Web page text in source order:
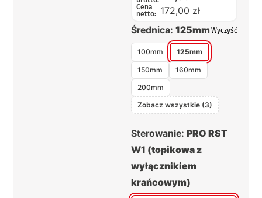
Cena
netto: 172,00 zł
Średnica: 125mm
100mm 125mm
150mm
160mm
200mm
Zobacz wszystkie (3)
Sterowanie: PRO RST
W1 (topikowa z
wyłącznikiem
krańcowym)
Wyczyść